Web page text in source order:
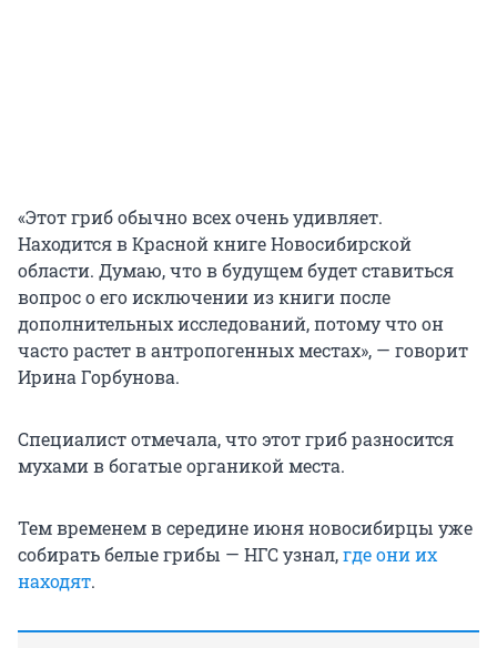
«Этот гриб обычно всех очень удивляет.
Находится в Красной книге Новосибирской
области. Думаю, что в будущем будет ставиться
вопрос о его исключении из книги после
дополнительных исследований, потому что он
часто растет в антропогенных местах», — говорит
Ирина Горбунова.
Специалист отмечала, что этот гриб разносится
мухами в богатые органикой места.
Тем временем в середине июня новосибирцы уже
собирать белые грибы — НГС узнал,где они их
находят.